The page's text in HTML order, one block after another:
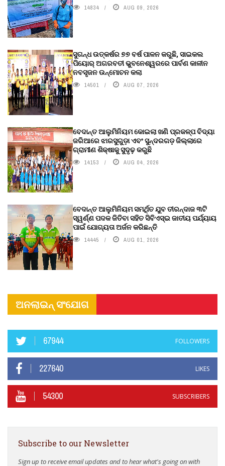
14834 AUG 09, 2026
ସୁଗନ୍ଧ ଉତ୍କର୍ଷର ୭୭ ବର୍ଷ ପାଳନ କରୁଛି, ସାଇକଲ
ପିୟୋର୍‌ ଅଗରବତୀ ଭୁବନେଶ୍ୱରରେ ପାର୍ବଣ କାଳୀନ
ନବସୃଜନ ଉନ୍ମୋଚନ କଲା
14501 AUG 07, 2026
ବେଦାନ୍ତ ଆଲୁମିନିୟମ କୋଇଲା ଖଣି ପ୍ରକଳ୍ପ ବିଦ୍ୟା
ଜରିଆରେ ଝାରସୁଗୁଡ଼ା ଏବଂ ସୁନ୍ଦରଗଡ଼ ଜିଲ୍ଲାରେ
ଗ୍ରାମୀଣ ଶିକ୍ଷାକୁ ସୁଦୃଢ଼ କରୁଛି
14153 AUG 04, 2026
ବେଦାନ୍ତ ଆଲୁମିନିୟମ ସମର୍ଥିତ ଯୁବ ତୀରନ୍ଦାଜ ୩ଟି
ସ୍ୱର୍ଣ୍ଣ ପଦକ ଜିତିବା ସହିତ ସିବିଏସ୍ଇ ଜାତୀୟ ପର୍ଯ୍ୟାୟ
ପାଇଁ ଯୋଗ୍ୟତା ଅର୍ଜନ କରିଛନ୍ତି
14445 AUG 01, 2026
ଅନଲାଇନ୍ ସଂଯୋଗ
67944 FOLLOWERS
227640 LIKES
54300 SUBSCRIBERS
Subscribe to our Newsletter
Sign up to receive email updates and to hear what's going on with